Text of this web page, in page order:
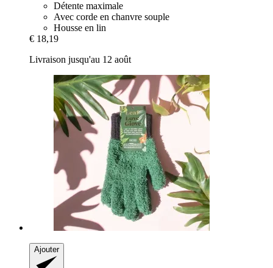
Détente maximale
Avec corde en chanvre souple
Housse en lin
€ 18,19
Livraison jusqu'au 12 août
Ajouter